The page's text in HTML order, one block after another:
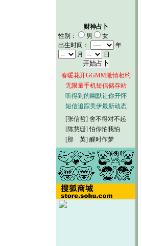
财神占卜
性别：
男
女
出生时间：
年
月
日
春暖花开GGMM激情相约
无限量手机短信储存站
听得到的幽默让你开怀
短信追踪美伊最新动态
[张信哲] 舍不得对不起
[陈慧珊] 怕你怕我怕
[那 英] 醒时作梦